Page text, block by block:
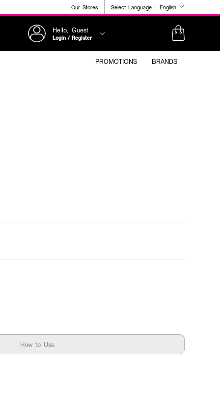
Our Stores Select Language : English
Hello, Guest
Login / Register
PROMOTIONS BRANDS
How to Use